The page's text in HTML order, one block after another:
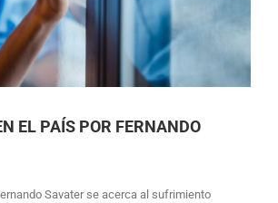
EL PAÍS POR FERNANDO
Savater se acerca al sufrimiento